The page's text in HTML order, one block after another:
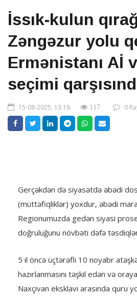
İssık-kulun
Zəngəzur yolu
Ermənistanı Aİ
seçimi
15-08-2025, 13:18 117 0
Gerçəkdən də siyasətdə əbədi
(müttəfiqliklər) yoxdur, əbədi
Regionumuzda gedən siyasi
doğruluğunu növbəti dəfə
5 il öncə üçtərəfli 10 noyabr
hazırlanmasını təşkil edən və
Naxçıvan eksklavı arasında quru